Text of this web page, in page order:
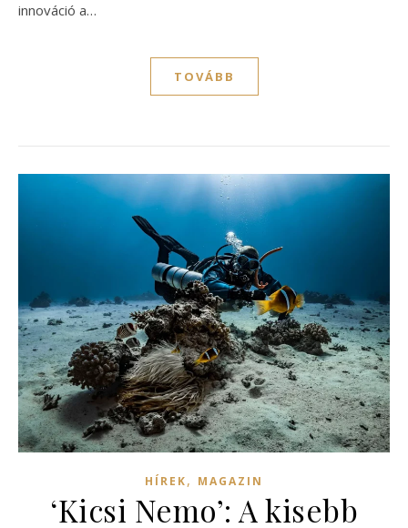
innováció a…
TOVÁBB
HÍREK, MAGAZIN
‘Kicsi Nemo’: A kisebb